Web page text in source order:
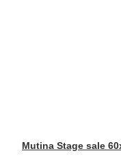
Mutina Stage sale